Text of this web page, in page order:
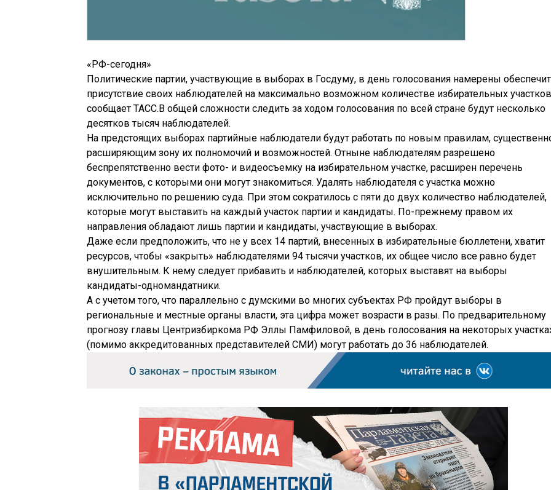
«РФ-сегодня»
Политические партии, участвующие в выборах в Госдуму, в день голосования намерены
присутствие своих наблюдателей на максимально возможном количестве избирательных
сообщает ТАСС.В общей сложности следить за ходом голосования по всей стране будут несколько
десятков тысяч наблюдателей.
На предстоящих выборах партийные наблюдатели будут работать по новым правилам,
расширяющим зону их полномочий и возможностей. Отныне наблюдателям разрешено
беспрепятственно вести фото- и видеосъемку на избирательном участке, расширен перечень
документов, с которыми они могут знакомиться. Удалять наблюдателя с участка можно
исключительно по решению суда. При этом сократилось с пяти до двух количество наблюдателей,
которые могут выставить на каждый участок партии и кандидаты. По-прежнему правом их
направления обладают лишь партии и кандидаты, участвующие в выборах.
Даже если предположить, что не у всех 14 партий, внесенных в избирательные бюллетени, хватит
ресурсов, чтобы «закрыть» наблюдателями 94 тысячи участков, их общее число все равно будет
внушительным. К нему следует прибавить и наблюдателей, которых выставят на выборы
кандидаты-одномандатники.
А с учетом того, что параллельно с думскими во многих субъектах РФ пройдут выборы в
региональные и местные органы власти, эта цифра может возрасти в разы. По предварительному
прогнозу главы Центризбиркома РФ Эллы Памфиловой, в день голосования на некоторых
(помимо аккредитованных представителей СМИ) могут работать до 36 наблюдателей.